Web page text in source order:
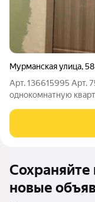
Мурманская улица,58
Арт. 136615995 Арт.
однокомнатную
финансово
Полностью заменена
Сохраняйте
новые